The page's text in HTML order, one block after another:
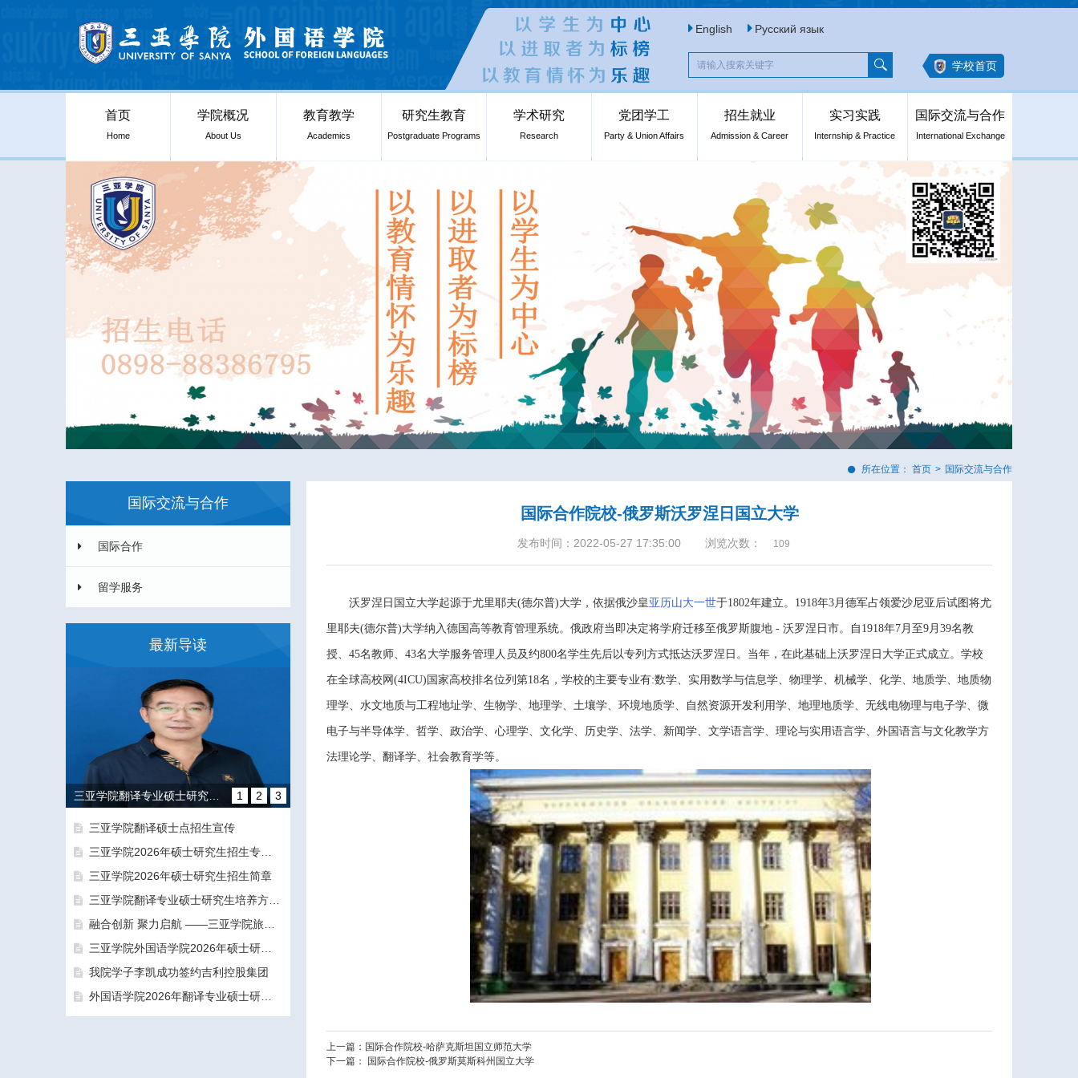
English Русский язык
学校首页
首页
Home
学院概况
About Us
教育教学
Academics
研究生教育
Postgraduate Programs
学术研究
Research
党团学工
Party & Union Affairs
招生就业
Admission & Career
实习实践
Internship & Practice
国际交流与合作
International Exchange
所在位置： 首页 > 国际交流与合作
国际交流与合作
国际合作
留学服务
最新导读
1 2 3
三亚学院翻译硕士点招生宣传
三亚学院2026年硕士研究生招生专业目录及参考书目
三亚学院2026年硕士研究生招生简章
三亚学院翻译专业硕士研究生培养方向和导师团队介绍
融合创新 聚力启航 ——三亚学院旅游与大健康学院正式揭牌成立
三亚学院外国语学院2026年硕士研究生拟录取名单公示公告（一志愿）
我院学子李凯成功签约吉利控股集团
外国语学院2026年翻译专业硕士研究生（MTI）一志愿考生面试工作圆满结束
国际合作院校-俄罗斯沃罗涅日国立大学
发布时间：2022-05-27 17:35:00 浏览次数： 109
沃罗涅日国立大学起源于尤里耶夫(德尔普)大学，依据俄沙皇 亚历山大一世于1802年建立。1918年3月德军占领爱沙尼亚后试图将尤
里耶夫(德尔普)大学纳入德国高等教育管理系统。俄政府当即决定将学府迁移至俄罗斯腹地 - 沃罗涅日市。自1918年7月至9月39名教
授、45名教师、43名大学服务管理人员及约800名学生先后以专列方式抵达沃罗涅日。当年，在此基础上沃罗涅日大学正式成立。学校
在全球高校网 (4ICU)国家高校排名位列 第18名 ， 学校的主要专业有:数学、实用数学与信息学、物理学、机械学、化学、地质学、地质物
理学、水文地质与工程地址学、生物学、地理学、土壤学、环境地质学、自然资源开发利用学、地理地质学、无线电物理与电子学、微
电子与半导体学、哲学、政治学、心理学、文化学、历史学、法学、新闻学、文学语言学、理论与实用语言学、外国语言与文化教学方
法理论学、翻译学、社会教育学等。
上一篇： 国际合作院校-哈萨克斯坦国立师范大学
下一篇：
国际合作院校-俄罗斯莫斯科州国立大学